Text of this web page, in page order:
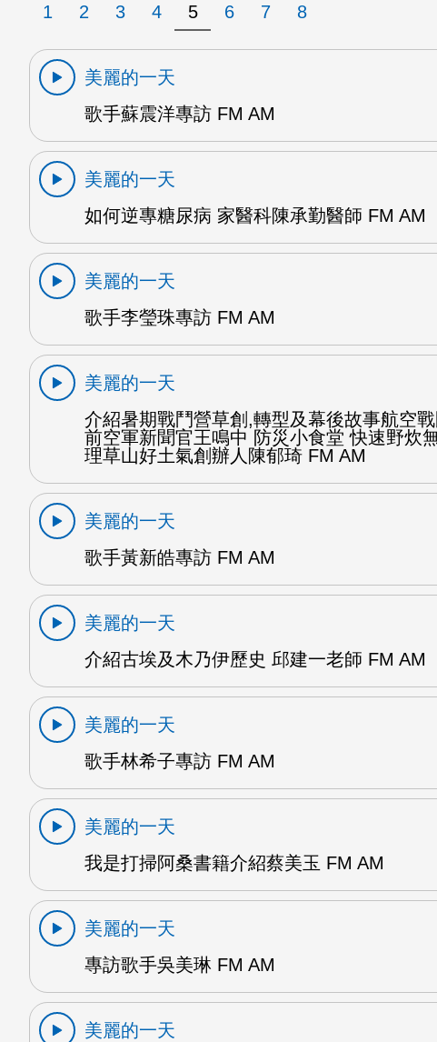
1 2 3 4 5 6 7 8
美麗的一天
歌手蘇震洋專訪 FM AM
美麗的一天
如何逆專糖尿病 家醫科陳承勤醫師 FM AM
美麗的一天
歌手李瑩珠專訪 FM AM
美麗的一天
介紹暑期戰鬥營草創,轉型及幕後故事航空
前空軍新聞官王鳴中 防災小食堂 快速野炊
理草山好土氣創辦人陳郁琦 FM AM
美麗的一天
歌手黃新皓專訪 FM AM
美麗的一天
介紹古埃及木乃伊歷史 邱建一老師 FM AM
美麗的一天
歌手林希子專訪 FM AM
美麗的一天
我是打掃阿桑書籍介紹蔡美玉 FM AM
美麗的一天
專訪歌手吳美琳 FM AM
美麗的一天